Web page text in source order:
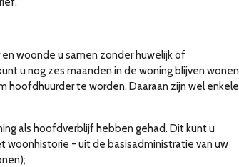
woonde u samen zonder huwelijk of
u nog zes maanden in de woning blijven wonen
hoofdhuurder te worden. Daaraan zijn wel enkele
als hoofdverblijf hebben gehad. Dit kunt u
- uit de basisadministratie van uw